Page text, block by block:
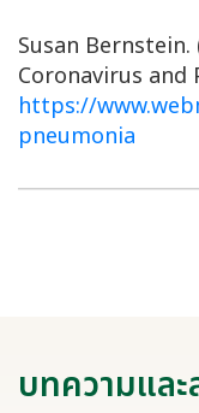
Susan Bernstein.
Coronavirus and
https://
pneumonia
บทความแล